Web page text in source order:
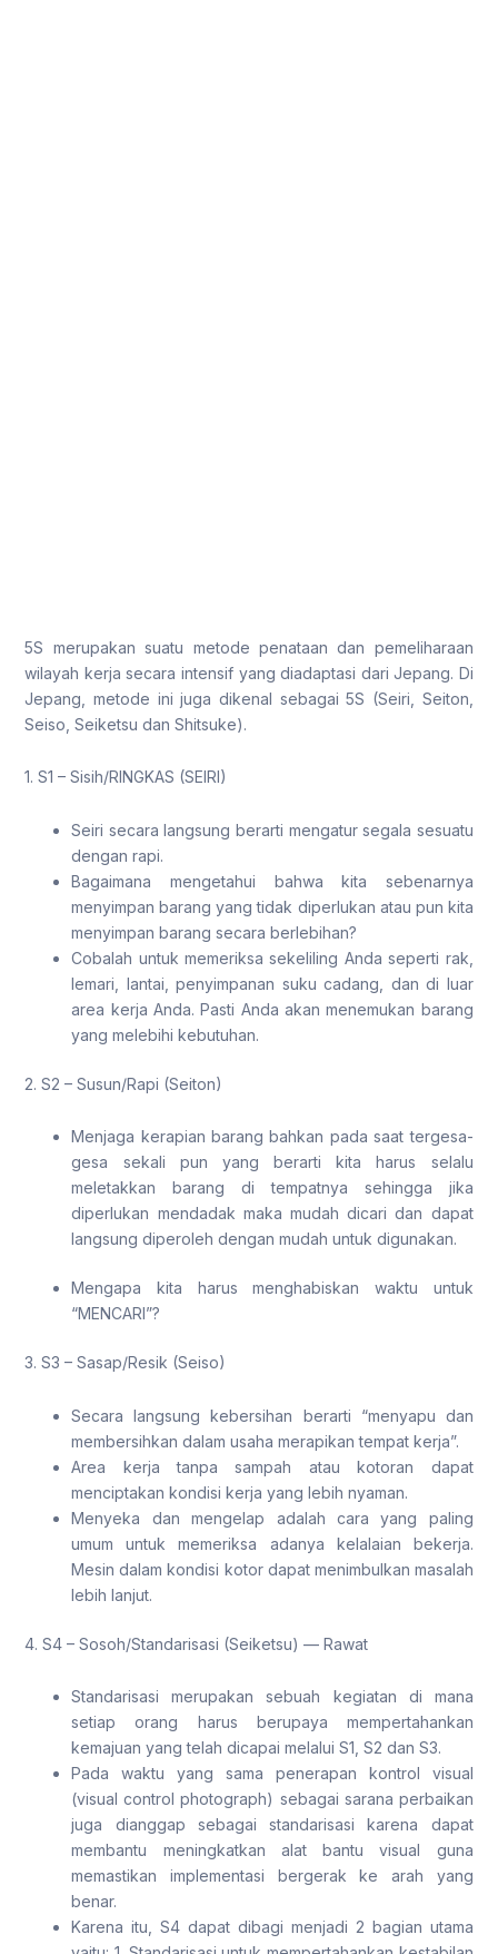
5S merupakan suatu metode penataan dan pemeliharaan
wilayah kerja secara intensif yang diadaptasi dari Jepang. Di
Jepang, metode ini juga dikenal sebagai 5S (Seiri, Seiton,
Seiso, Seiketsu dan Shitsuke).
1. S1 – Sisih/RINGKAS (SEIRI)
Seiri secara langsung berarti mengatur segala sesuatu
dengan rapi.
Bagaimana mengetahui bahwa kita sebenarnya
menyimpan barang yang tidak diperlukan atau pun kita
menyimpan barang secara berlebihan?
Cobalah untuk memeriksa sekeliling Anda seperti rak,
lemari, lantai, penyimpanan suku cadang, dan di luar
area kerja Anda. Pasti Anda akan menemukan barang
yang melebihi kebutuhan.
2. S2 – Susun/Rapi (Seiton)
Menjaga kerapian barang bahkan pada saat tergesa-
gesa sekali pun yang berarti kita harus selalu
meletakkan barang di tempatnya sehingga jika
diperlukan mendadak maka mudah dicari dan dapat
langsung diperoleh dengan mudah untuk digunakan.
Mengapa kita harus menghabiskan waktu untuk
“MENCARI”?
3. S3 – Sasap/Resik (Seiso)
Secara langsung kebersihan berarti “menyapu dan
membersihkan dalam usaha merapikan tempat kerja”.
Area kerja tanpa sampah atau kotoran dapat
menciptakan kondisi kerja yang lebih nyaman.
Menyeka dan mengelap adalah cara yang paling
umum untuk memeriksa adanya kelalaian bekerja.
Mesin dalam kondisi kotor dapat menimbulkan masalah
lebih lanjut.
4. S4 – Sosoh/Standarisasi (Seiketsu) — Rawat
Standarisasi merupakan sebuah kegiatan di mana
setiap orang harus berupaya mempertahankan
kemajuan yang telah dicapai melalui S1, S2 dan S3.
Pada waktu yang sama penerapan kontrol visual
(visual control photograph) sebagai sarana perbaikan
juga dianggap sebagai standarisasi karena dapat
membantu meningkatkan alat bantu visual guna
memastikan implementasi bergerak ke arah yang
benar.
Karena itu, S4 dapat dibagi menjadi 2 bagian utama